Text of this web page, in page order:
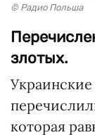
© Радио Польша
злотых.
Украинские
которая